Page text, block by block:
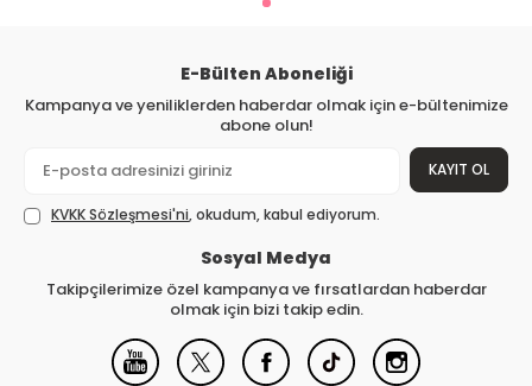
E-Bülten Aboneliği
Kampanya ve yeniliklerden haberdar olmak için e-bültenimize
abone olun!
KAYIT OL
KVKK Sözleşmesi'ni, okudum, kabul ediyorum.
Sosyal Medya
Takipçilerimize özel kampanya ve fırsatlardan haberdar
olmak için bizi takip edin.